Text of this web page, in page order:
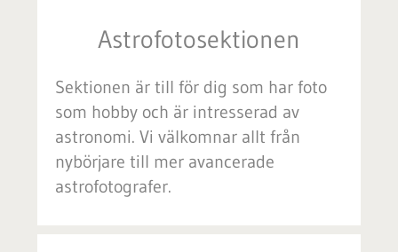
Astrofotosektionen
Sektionen är till för dig som har foto
som hobby och är intresserad av
astronomi. Vi välkomnar allt från
nybörjare till mer avancerade
astrofotografer.